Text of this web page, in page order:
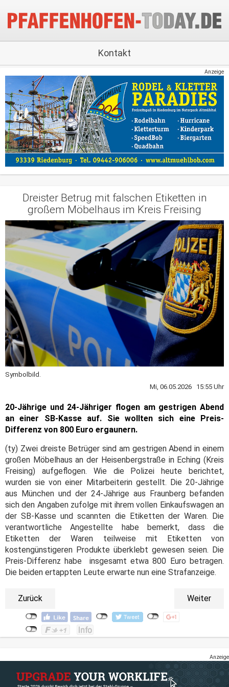
Kontakt
Anzeige
Dreister Betrug mit falschen Etiketten in
großem Möbelhaus im Kreis Freising
Symbolbild.
Mi, 06.05.2026 15:55 Uhr
20-Jährige und 24-Jähriger flogen am gestrigen Abend
an einer SB-Kasse auf. Sie wollten sich eine Preis-
Differenz von 800 Euro ergaunern.
(ty) Zwei dreiste Betrüger sind am gestrigen Abend in einem
großen Möbelhaus an der Heisenbergstraße in Eching (Kreis
Freising) aufgeflogen. Wie die Polizei heute berichtet,
wurden sie von einer Mitarbeiterin gestellt. Die 20-Jährige
aus München und der 24-Jährige aus Fraunberg befanden
sich den Angaben zufolge mit ihrem vollen Einkaufswagen an
der SB-Kasse und scannten die Etiketten der Waren. Die
verantwortliche Angestellte habe bemerkt, dass die
Etiketten der Waren teilweise mit Etiketten von
kostengünstigeren Produkte überklebt gewesen seien. Die
Preis-Differenz habe insgesamt etwa 800 Euro betragen.
Die beiden ertappten Leute erwarte nun eine Strafanzeige.
Zurück Weiter
Anzeige